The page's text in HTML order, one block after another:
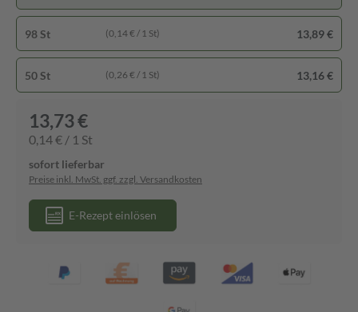
98 St (0,14 € / 1 St) 13,89 €
50 St (0,26 € / 1 St) 13,16 €
13,73 €
0,14 € / 1 St
sofort lieferbar
Preise inkl. MwSt. ggf. zzgl. Versandkosten
E-Rezept einlösen